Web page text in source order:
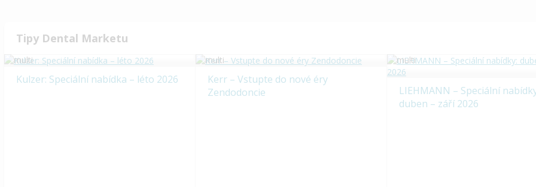
Tipy Dental Marketu
Kulzer: Speciální nabídka – léto 2026
Kerr – Vstupte do nové éry
Zendodoncie
LIEHMANN – Speciální
duben – září 2026